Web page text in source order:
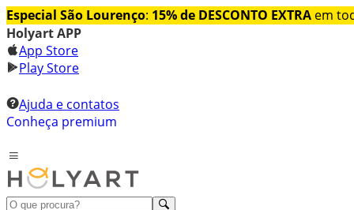
Especial São Lourenço: 15% de DESCONTO EXTRA em
Holyart APP
App Store
Play Store
Ajuda e contatos
Conheça premium